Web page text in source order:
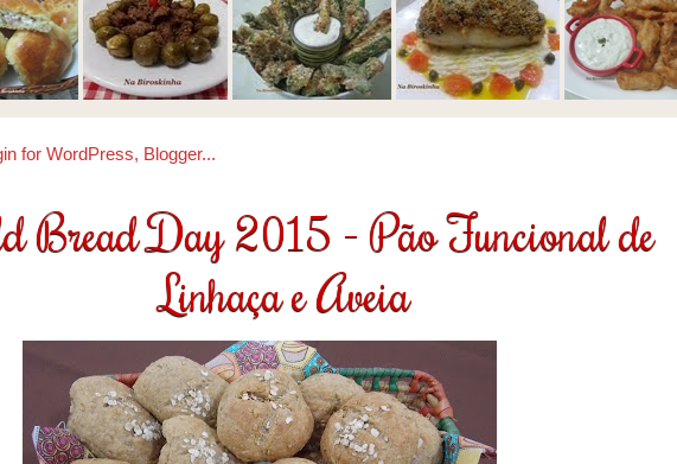
Bread Day 2015 - Pão Funcional de
Linhaça e Aveia